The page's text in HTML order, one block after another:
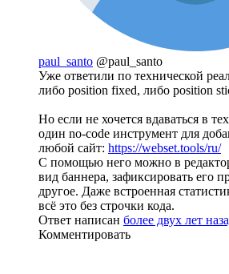
paul_santo @paul_santo
Уже ответили по технической
либо position fixed, либо position
Но если не хочется вдаваться в
один no-code инструмент для
любой сайт: https://webset.tools/ru/
С помощью него можно в
вид баннера, зафиксировать его
другое. Даже встроенная
всё это без строчки кода.
Ответ написан более двух лет
Комментировать